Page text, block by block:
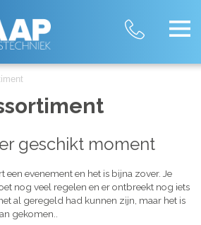
geschikt moment
een evenement en het is bijna zover. Je
nog veel regelen en er ontbreekt nog iets
al geregeld had kunnen zijn, maar het is
gekomen..